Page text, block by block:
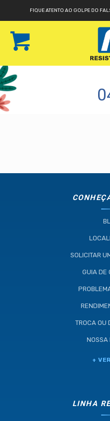
FIQUE ATENTO AO GOLPE DO
Industria
SOLICITAR
GUIA DE
TROCA OU
NOSSA
+
LINHA